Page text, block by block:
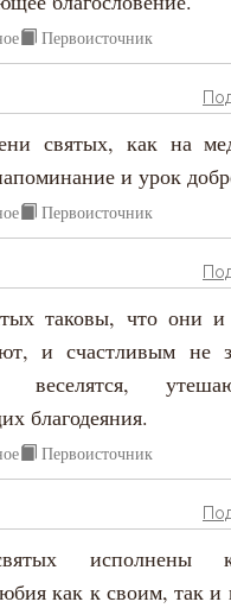
Первоисточник
святых, как на
и урок
Первоисточник
таковы, что они
и счастливым не
веселятся,
благодеяния.
Первоисточник
исполнены
как к своим, так